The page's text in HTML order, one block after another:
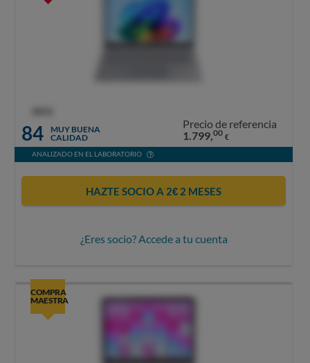
84
MUY BUENA
CALIDAD
Precio de referencia
1.799,00 €
ANALIZADO EN EL LABORATORIO
HAZTE SOCIO A 2€ 2 MESES
¿Eres socio? Accede a tu cuenta
COMPRA
MAESTRA